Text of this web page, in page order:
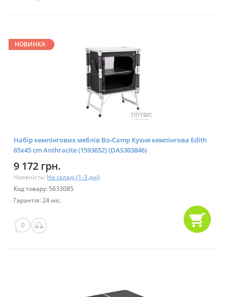
НОВИНКА
Набір кемпінгових меблів Bo-Camp Кухня кемпінгова Edith
65x45 cm Anthracite (1593652) (DAS303846)
9 172 грн.
Наявність: На складі (1-3 дні)
Код товару: 5633085
Гарантія: 24 міс.
0